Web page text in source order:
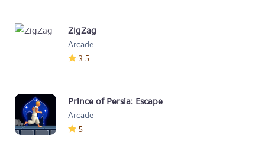
ZigZag
Arcade
3.5
Prince of Persia: Escape
Arcade
5